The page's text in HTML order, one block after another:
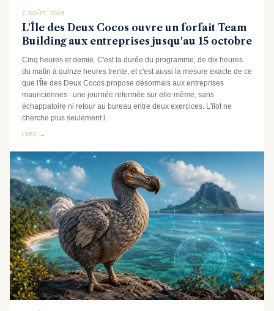
7 AOÛT, 2026
L'Île des Deux Cocos ouvre un forfait Team
Building aux entreprises jusqu'au 15 octobre
Cinq heures et demie. C'est la durée du programme, de dix heures
du matin à quinze heures trente, et c'est aussi la mesure exacte de ce
que l'Île des Deux Cocos propose désormais aux entreprises
mauriciennes : une journée refermée sur elle-même, sans
échappatoire ni retour au bureau entre deux exercices. L'îlot ne
cherche plus seulement l..
LIRE →